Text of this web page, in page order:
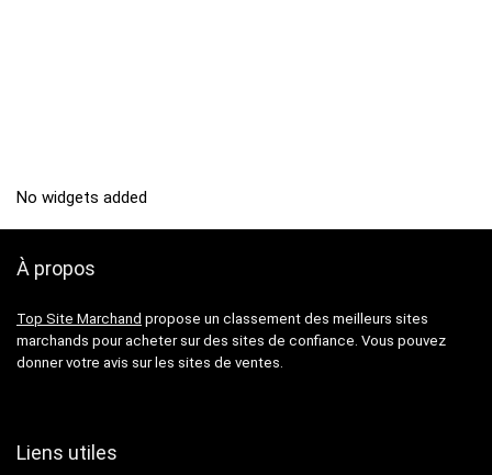
No widgets added
À propos
Top Site Marchand propose un classement des meilleurs sites
marchands pour acheter sur des sites de confiance. Vous pouvez
donner votre avis sur les sites de ventes.
Liens utiles